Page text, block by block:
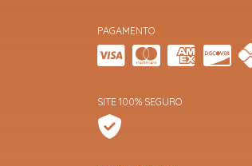
PAGAMENTO
SITE 100% SEGURO